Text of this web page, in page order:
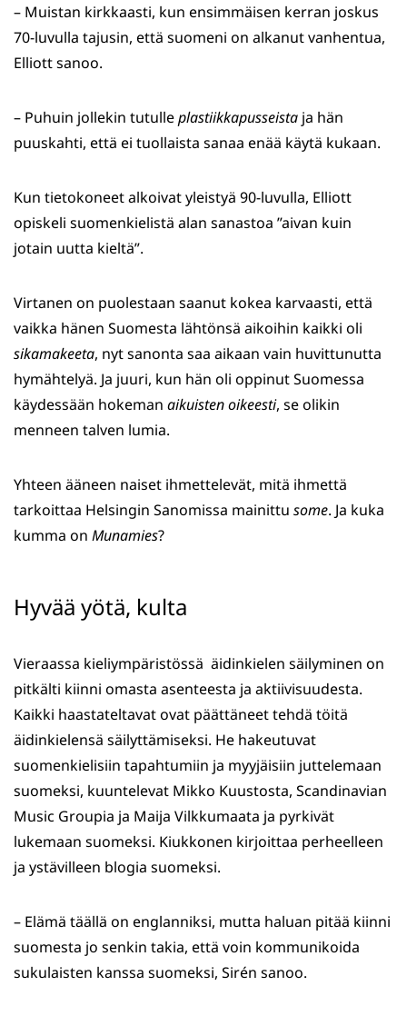
– Muistan kirkkaasti, kun ensimmäisen kerran joskus
70-luvulla tajusin, että suomeni on alkanut vanhentua,
Elliott sanoo.
– Puhuin jollekin tutulleplastiikkapusseista ja hän
puuskahti, että ei tuollaista sanaa enää käytä kukaan.
Kun tietokoneet alkoivat yleistyä 90-luvulla, Elliott
opiskeli suomenkielistä alan sanastoa ”aivan kuin
jotain uutta kieltä”.
Virtanen on puolestaan saanut kokea karvaasti, että
vaikka hänen Suomesta lähtönsä aikoihin kaikki oli
sikamakeeta, nyt sanonta saa aikaan vain huvittunutta
hymähtelyä. Ja juuri, kun hän oli oppinut Suomessa
käydessään hokeman aikuisten oikeesti, se olikin
menneen talven lumia.
Yhteen ääneen naiset ihmettelevät, mitä ihmettä
tarkoittaa Helsingin Sanomissa mainittu some. Ja kuka
kumma on Munamies?
Hyvää yötä, kulta
Vieraassa kieliympäristössä äidinkielen säilyminen on
pitkälti kiinni omasta asenteesta ja aktiivisuudesta.
Kaikki haastateltavat ovat päättäneet tehdä töitä
äidinkielensä säilyttämiseksi. He hakeutuvat
suomenkielisiin tapahtumiin ja myyjäisiin juttelemaan
suomeksi, kuuntelevat Mikko Kuustosta, Scandinavian
Music Groupia ja Maija Vilkkumaata ja pyrkivät
lukemaan suomeksi. Kiukkonen kirjoittaa perheelleen
ja ystävilleen blogia suomeksi.
– Elämä täällä on englanniksi, mutta haluan pitää kiinni
suomesta jo senkin takia, että voin kommunikoida
sukulaisten kanssa suomeksi, Sirén sanoo.